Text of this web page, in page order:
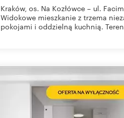
Kraków, os. Na Kozłówce – ul.
Widokowe mieszkanie z trzema
pokojami i oddzielną kuchnią.